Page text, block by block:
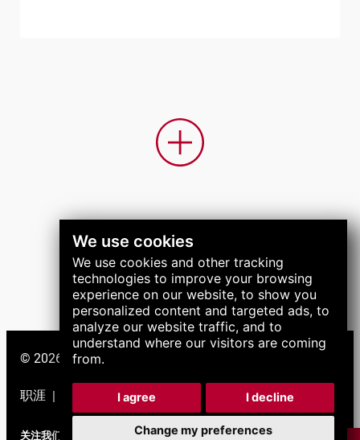
We use cookies
We use cookies and other tracking
technologies to improve your browsing
experience on our website, to show you
personalized content and targeted ads, to
analyze our website traffic, and to
understand where our visitors are coming
from.
I agree I decline
Change my preferences
© 2026 LNS 集团。保留所有权利。
职涯| |
关注我们